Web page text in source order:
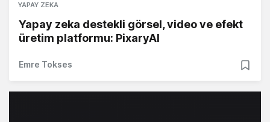
YAPAY ZEKA
Yapay zeka destekli görsel, video ve efekt
üretim platformu: PixaryAI
Emre Tokses